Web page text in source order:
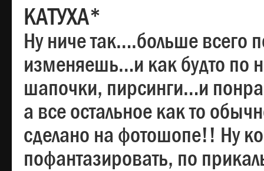
КАТУХА*
Ну ниче так….больше всего
изменяешь…и как будто по
шапочки, пирсинги…и
а все остальное как то
сделано на фотошопе!! Ну
пофантазировать, по